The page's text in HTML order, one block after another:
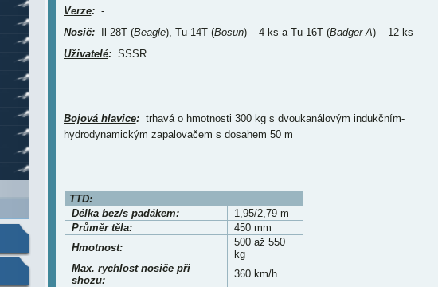
Verze:-
Nosič:Il-28T (Beagle), Tu-14T (Bosun) – 4 ks a Tu-16T (Badger A) – 12 ks
Uživatelé:SSSR
Bojová hlavice:trhavá o hmotnosti 300 kg s dvoukanálovým indukčním-
hydrodynamickým zapalovačem s dosahem 50 m
TTD:
Délka bez/s padákem:
1,95/2,79 m
Průměr těla:
450 mm
Hmotnost:
500 až 550
kg
Max. rychlost nosiče při
shozu:
360 km/h